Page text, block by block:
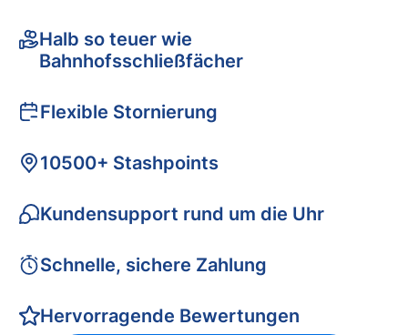
Halb so teuer wie
Bahnhofsschließfächer
Flexible Stornierung
10500+ Stashpoints
Kundensupport rund um die Uhr
Schnelle, sichere Zahlung
Hervorragende Bewertungen